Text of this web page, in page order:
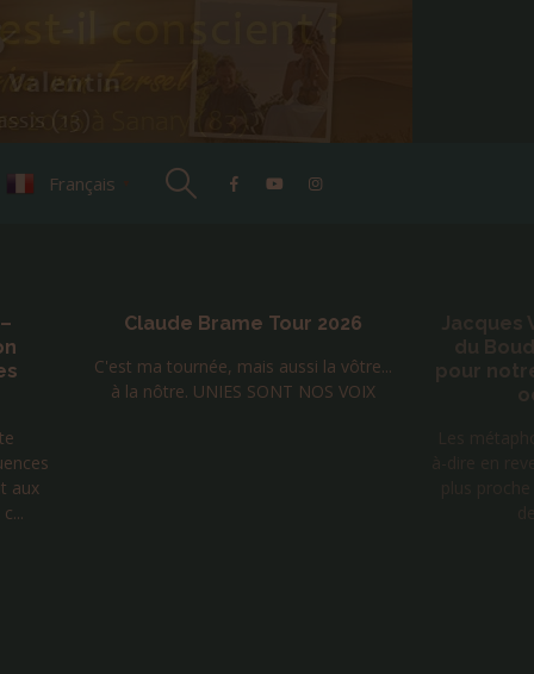
Français
aux
Claude Brame Tour 2026
C'est ma tournée, mais aussi la vôtre...
à la nôtre. UNIES SONT NOS VOIX
Jacques
du
pour